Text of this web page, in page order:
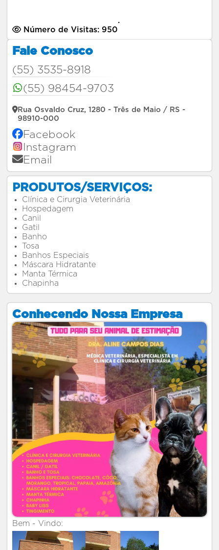
Número de Visitas: 950
.
Fale Conosco
(55) 3535-8918
(55) 98454-9703
Rua Osvaldo Cruz, 1280 - Três de Maio / RS -
98910-000
Facebook
Instagram
Email
PRODUTOS/SERVIÇOS:
Clínica e Cirurgia Veterinária
Hospedagem
Canil
Gatil
Banho
Tosa
Banhos Especiais
Máscara Hidratante
Manta Térmica
Chapinha
Conhecendo Nossa Empresa
Bem - Vindo: